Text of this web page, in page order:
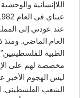
اللاإنسانية
عيناي في العام 1982، وكان كل شيء عشته في السنوات الثلاث والأربعين اللاحقة يؤكد هذا الإدراك فحسب.‏
عند عودتي إلى
العام الماضي.
الطبية
مخصصة لهم على
‏ليس الهجوم الأخير
الشعب الفلسطيني.